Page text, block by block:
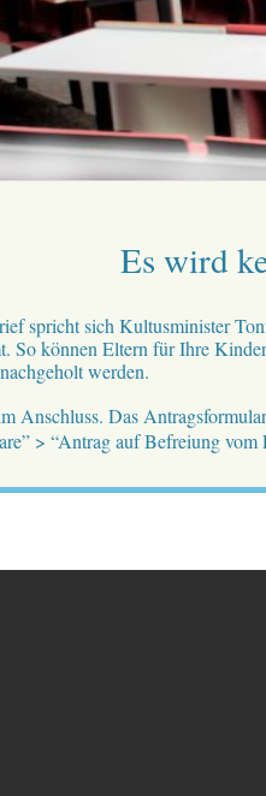
Es wird
spricht sich Kultusminister
So können Eltern für Ihre
werden.
Anschluss. Das
> “Antrag auf Befreiung